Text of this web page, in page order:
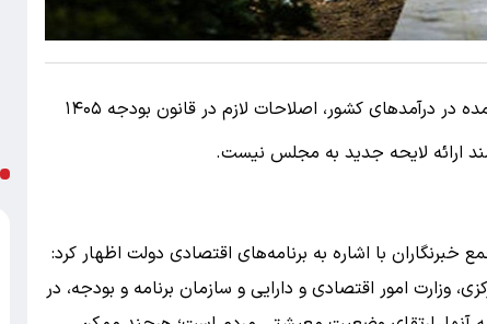
به گفته او، با توجه به شرایط پیش‌آمده در درآمد‌های کشور، اصلاحات لازم در قانون بودجه ۱۴۰۵
ارائه لایحه جدید به مجلس نیست.
با اشاره به برنامه‌های اقتصادی دولت اظهار کرد:
وزارت امور اقتصادی و دارایی و سازمان برنامه و بودجه، در